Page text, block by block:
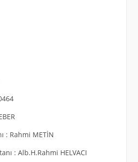
: Rahmi METİN
: Alb.H.Rahmi HELVACI